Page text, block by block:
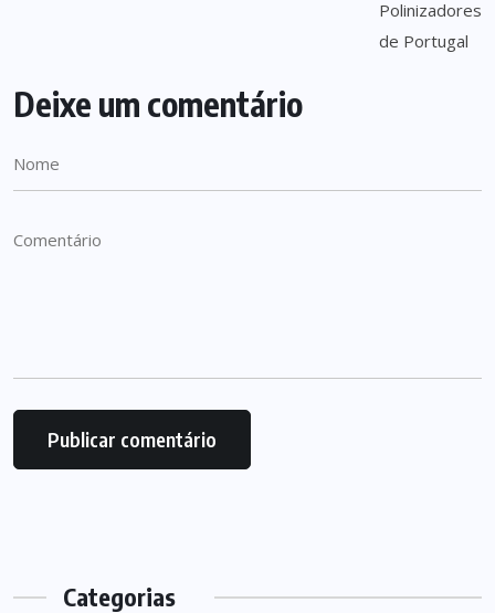
Deixe um comentário
Categorias